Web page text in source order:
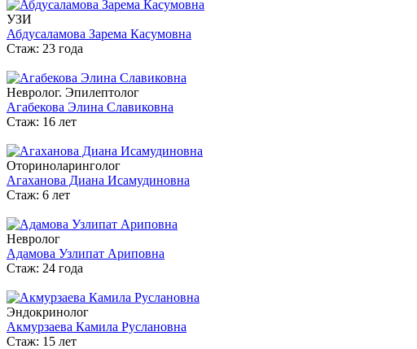
УЗИ
Абдусаламова Зарема Касумовна
Стаж: 23 года
Невролог. Эпилептолог
Агабекова Элина Славиковна
Стаж: 16 лет
Оториноларинголог
Агаханова Диана Исамудиновна
Стаж: 6 лет
Невролог
Адамова Узлипат Ариповна
Стаж: 24 года
Эндокринолог
Акмурзаева Камила Руслановна
Стаж: 15 лет